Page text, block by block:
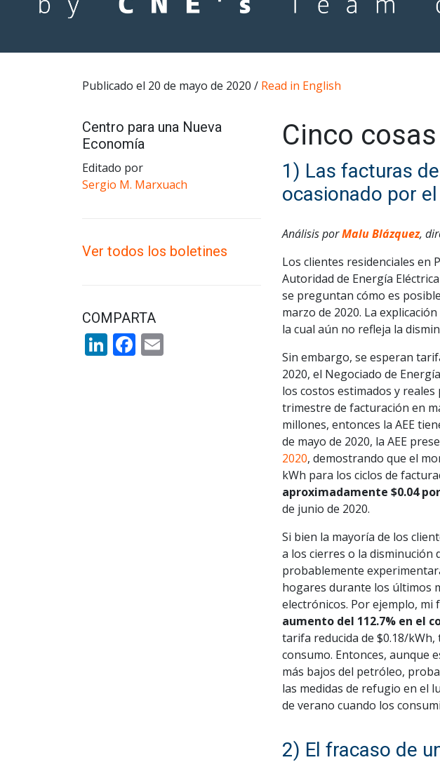
Publicado el 20 de mayo de 2020 / Read in English
Centro para una Nueva
Economía
Editado por
Sergio M. Marxuach
Ver todos los boletines
COMPARTA
LinkedIn
Facebook
Cinco
1) Las facturas
ocasionado por el
Análisis porMalu Blázquez,
Los clientes residenciales
Autoridad de Energía
se preguntan cómo es
marzo de 2020. La
la cual aún no refleja la
Sin embargo, se esperan
2020, el Negociado de
los costos estimados y
trimestre de facturación en
millones, entonces la AEE
de mayo de 2020, la AEE
2020, demostrando que el
kWh para los ciclos de
aproximadamente $0.04
de junio de 2020.
Si bien la mayoría de los
a los cierres o la disminución
probablemente
hogares durante los últimos
electrónicos. Por ejemplo, mi
aumento del 112.7% en el
tarifa reducida de $0.18/
consumo. Entonces, aunque
más bajos del petróleo,
las medidas de refugio en el
de verano cuando los
2) El fracaso de